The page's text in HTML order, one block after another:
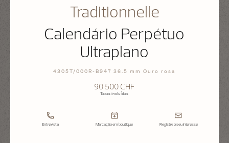
Traditionnelle
Calendário Perpétuo
Ultraplano
4305T/000R-B947 36.5 mm Ouro rosa
90 500 CHF
Taxas incluídas
Entrevista Marcação em boutique Registre o seu interesse